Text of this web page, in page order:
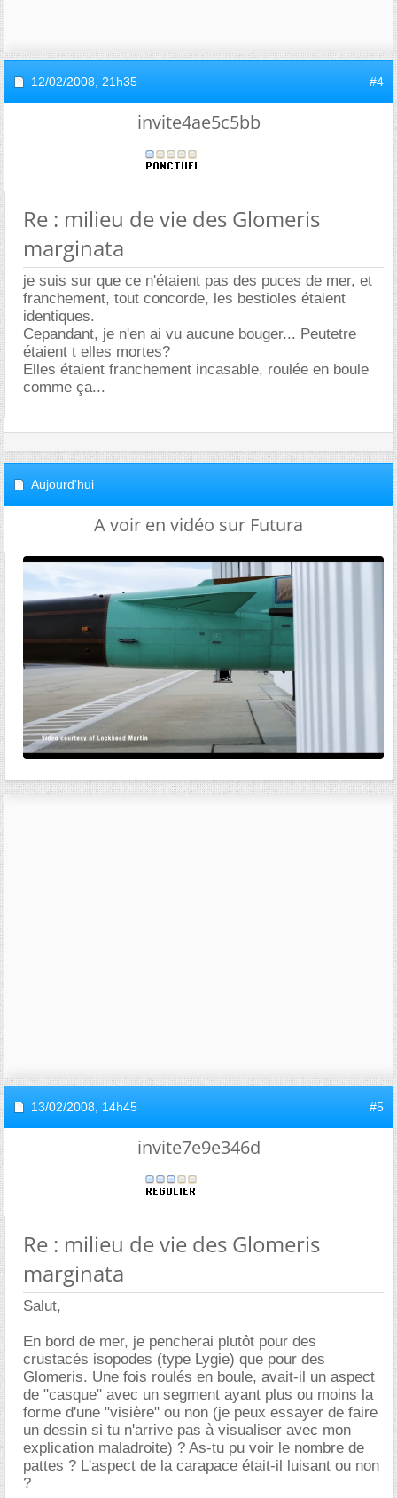
12/02/2008, 21h35 #4
invite4ae5c5bb
Re : milieu de vie des Glomeris
marginata
je suis sur que ce n'étaient pas des puces de mer, et
franchement, tout concorde, les bestioles étaient
identiques.
Cepandant, je n'en ai vu aucune bouger... Peutetre
étaient t elles mortes?
Elles étaient franchement incasable, roulée en boule
comme ça...
Aujourd'hui
A voir en vidéo sur Futura
13/02/2008, 14h45 #5
invite7e9e346d
Re : milieu de vie des Glomeris
marginata
Salut,
En bord de mer, je pencherai plutôt pour des
crustacés isopodes (type Lygie) que pour des
Glomeris. Une fois roulés en boule, avait-il un aspect
de "casque" avec un segment ayant plus ou moins la
forme d'une "visière" ou non (je peux essayer de faire
un dessin si tu n'arrive pas à visualiser avec mon
explication maladroite) ? As-tu pu voir le nombre de
pattes ? L'aspect de la carapace était-il luisant ou non
?